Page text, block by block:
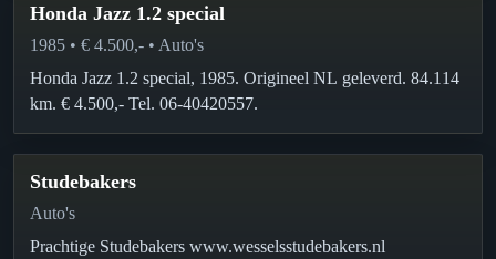
Honda Jazz 1.2 special
1985 • € 4.500,- • Auto's
Honda Jazz 1.2 special, 1985. Origineel NL geleverd. 84.114
km. € 4.500,- Tel. 06-40420557.
Studebakers
Auto's
Prachtige Studebakers www.wesselsstudebakers.nl